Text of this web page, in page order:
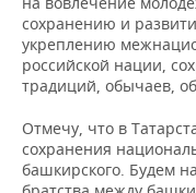
сохранению и
укреплению
российской нации,
традиций, обычаев,
Отмечу, что в
сохранения
башкирского. Будем